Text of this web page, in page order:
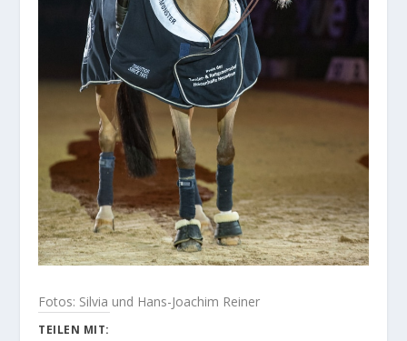
Fotos: Silvia und Hans-Joachim Reiner
TEILEN MIT: